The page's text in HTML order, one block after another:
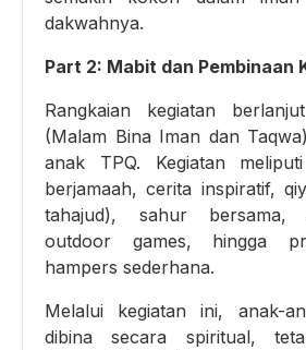
dakwahnya.
Part 2: Mabit dan Pembinaan
Rangkaian kegiatan
(Malam Bina Iman dan
anak TPQ. Kegiatan
berjamaah, cerita inspiratif,
tahajud), sahur bersama,
outdoor games, hingga
hampers sederhana.
Melalui kegiatan ini, anak-
dibina secara spiritual,